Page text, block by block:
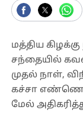
மத்திய
சந்தையில்
முதல் நாள்,
கச்சா எண்ணெய்
மேல்